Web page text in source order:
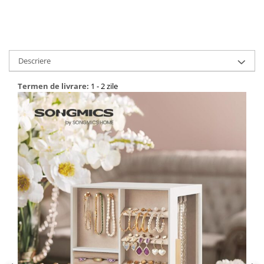
Dulapuri si rafturi depozitare
Mese bucatarie si living
Mobilier bucatarie
Scaune bucatarie & living
Vase & ustensile pentru gatit
Tigai si seturi
Oale si cratite
Oale sub presiune
Tavi
Ustensile bucatarie
Descriere
Termen de livrare: 1 - 2 zile